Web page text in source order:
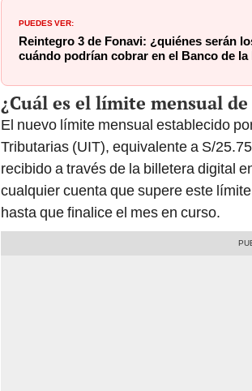
PUEDES VER:
Reintegro 3 de Fonavi: ¿quiénes serán
cuándo podrían cobrar en el Banco de la
¿Cuál es el límite mensual
El nuevo límite mensual establecido
Tributarias (UIT), equivalente a S/
recibido a través de la billetera digital
cualquier cuenta que supere este
hasta que finalice el mes en curso.